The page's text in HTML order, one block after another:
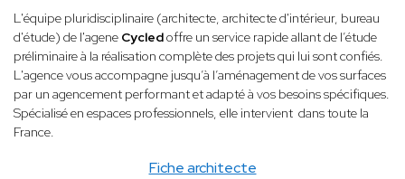
Fiche architecte
​L'équipe pluridisciplinaire (architecte, architecte d'intérieur, bureau
d'étude) de l'agene Cycledoffre un service rapide allant de l’étude
préliminaire à la réalisation complète des projets qui lui sont confiés.
L'agence vous accompagne jusqu’à l’aménagement de vos surfaces
par un agencement performant et adapté à vos besoins spécifiques.
Spécialisé en espaces professionnels, elle intervient dans toute la
France.